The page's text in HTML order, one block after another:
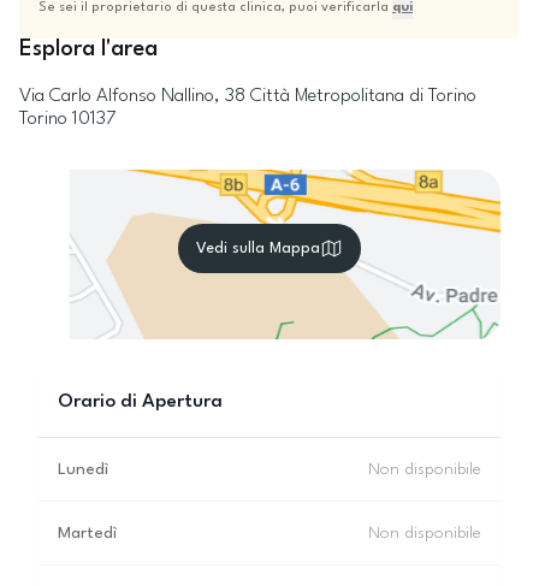
Se sei il proprietario di questa clinica, puoi verificarla qui
Esplora l'area
Via Carlo Alfonso Nallino, 38 Città Metropolitana di Torino
Torino 10137
Vedi sulla Mappa
Orario di Apertura
Lunedì Non disponibile
Martedì Non disponibile